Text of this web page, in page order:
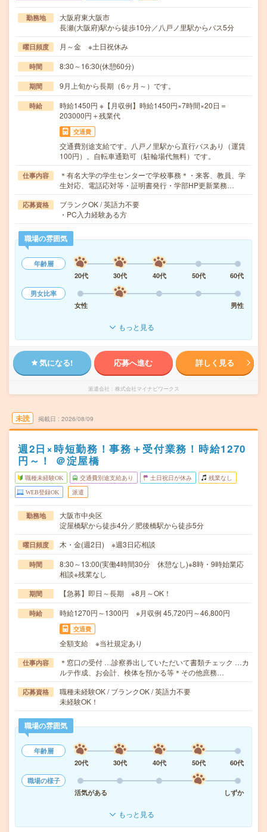
勤務地
大阪府東大阪市
長瀬(大阪府)駅から徒歩10分／八戸ノ里駅からバス5分
曜日頻度 月～金 ※土日祝休み
時間 8:30～16:30(休憩60分)
期間 9月上旬から長期（6ヶ月～）です。
時給
時給1450円 ※【月収例】時給1450円×7時間×20日＝
203000円＋残業代
交通費
交通費別途支給です。八戸ノ里駅から直行バスあり（運賃
100円）。自転車通勤可（駐輪場代無料）です。
仕事内容
＊有名大学の学生センターで学校事務＊・来客、教員、学
生対応、電話応対等・証明書発行・学部HP更新業務…
応募資格
ブランクOK / 英語力不要
・PC入力経験ある方
職場の雰囲気
年齢層
20代
30代 40代 50代
60代
男女比率
女性
男性
もっと見る
気になる! 応募へ進む 詳しく見る
派遣会社 株式会社マイナビワークス
未読 掲載日 2026/08/09
週2日×時短勤務！事務＋受付業務！時給1270
円～！ ＠淀屋橋
職種未経験OK 交通費別途支給あり 土日祝日が休み 残業なし
WEB登録OK 派遣
勤務地
大阪市中央区
淀屋橋駅から徒歩4分／肥後橋駅から徒歩5分
曜日頻度 木・金(週2日) ※週3日応相談
時間
8:30～13:00(実働4時間30分 休憩なし)※8時・9時始業応
相談※残業なし
期間 【急募】即日～長期 ※8月～OK！
時給 時給1270円～1300円 ※月収例 45,720円～46,800円
交通費
全額支給 ※当社規定あり
仕事内容
＊窓口の受付 …診察券出していただいて書類チェック …カ
ルテ作成、お会計、検体を預かる等＊その他庶務…
応募資格
職種未経験OK / ブランクOK / 英語力不要
未経験OK！
職場の雰囲気
年齢層
20代
30代 40代 50代
60代
職場の様子
活気がある
しずか
もっと見る